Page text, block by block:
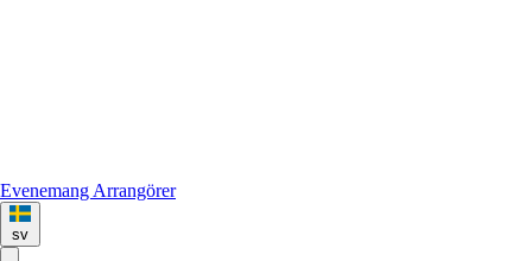
Evenemang Arrangörer
sv